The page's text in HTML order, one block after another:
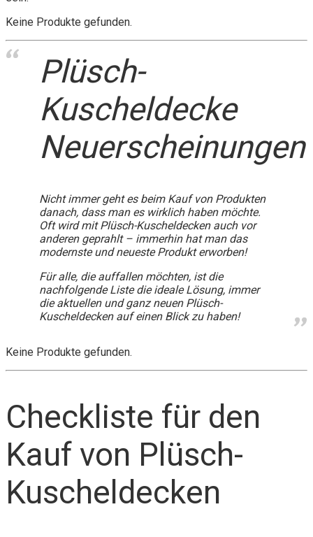
Keine Produkte gefunden.
Plüsch-
Kuscheldecke
Neuerscheinungen
Nicht immer geht es beim Kauf von Produkten
danach, dass man es wirklich haben möchte.
Oft wird mit Plüsch-Kuscheldecken auch vor
anderen geprahlt – immerhin hat man das
modernste und neueste Produkt erworben!
Für alle, die auffallen möchten, ist die
nachfolgende Liste die ideale Lösung, immer
die aktuellen und ganz neuen Plüsch-
Kuscheldecken auf einen Blick zu haben!
Keine Produkte gefunden.
Checkliste für den
Kauf von Plüsch-
Kuscheldecken